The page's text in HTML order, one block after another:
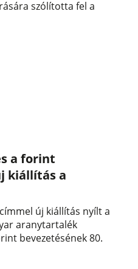
szólította fel a
a forint
kiállítás a
új kiállítás nyílt a
aranytartalék
bevezetésének 80.